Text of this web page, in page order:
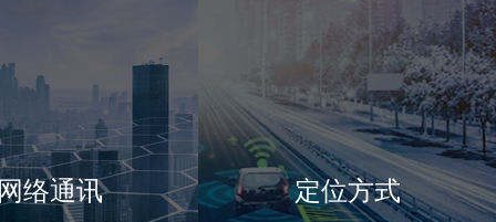
络通讯 定位方式